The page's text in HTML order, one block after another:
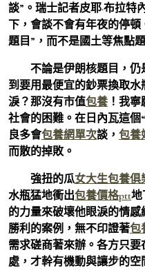
談”。瑞士記者皮耶·布拉特
下，會談不會有年夜的停
題目”，而不是國土等焦點
不論是伊朗核題目，仍
到要用最便宜的鈔票換取
淚？那沒有市值包養 ！我
社會的困難。在日內瓦這
良多會包養網單次談， 包養
而散的掉敗。
強扭的瓜女大生包養俱
水瓶猛地衝出包養價格ptt地
的力量來破壞他眼淚的情
勝利的案例，無不印證著包
需求磋商著來辦。各方只
處，才幹有機動與讓步的